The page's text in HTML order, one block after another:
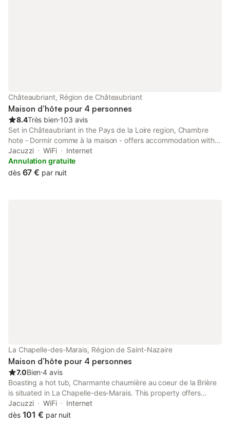
Châteaubriant, Région de Châteaubriant
Maison d’hôte pour 4 personnes
8.4Très bien⋅103 avis
Set in Châteaubriant in the Pays de la Loire region, Chambre
hote - Dormir comme à la maison - offers accommodation with
access to a hot tub. Both free WiFi and parking on-site are
available at the guest house free of charge.
Jacuzzi WiFi
Internet
Annulation gratuite
dès 67 € par nuit
La Chapelle-des-Marais, Région de Saint-Nazaire
Maison d’hôte pour 4 personnes
7.0Bien⋅4 avis
Boasting a hot tub, Charmante chaumière au coeur de la Brière
is situated in La Chapelle-des-Marais. This property offers
access to a terrace and free private parking.
Jacuzzi WiFi
Internet
dès 101 € par nuit